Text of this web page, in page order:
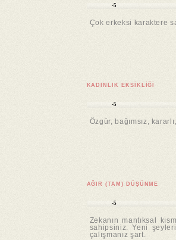
-5
Çok erkeksi karaktere
KADINLIK EKSIKLIĞI
-5
Özgür, bağımsız,
AĞIR (TAM) DÜŞÜNME
-5
Zekanın mantıksal
sahipsiniz. Yeni
çalışmanız şart.